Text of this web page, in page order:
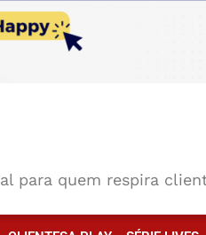
para quem respira